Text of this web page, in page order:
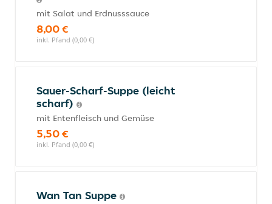
mit Salat und Erdnusssauce
8,00 €
inkl. Pfand (0,00 €)
Sauer-Scharf-Suppe (leicht
scharf)
mit Entenfleisch und Gemüse
5,50 €
inkl. Pfand (0,00 €)
Wan Tan Suppe